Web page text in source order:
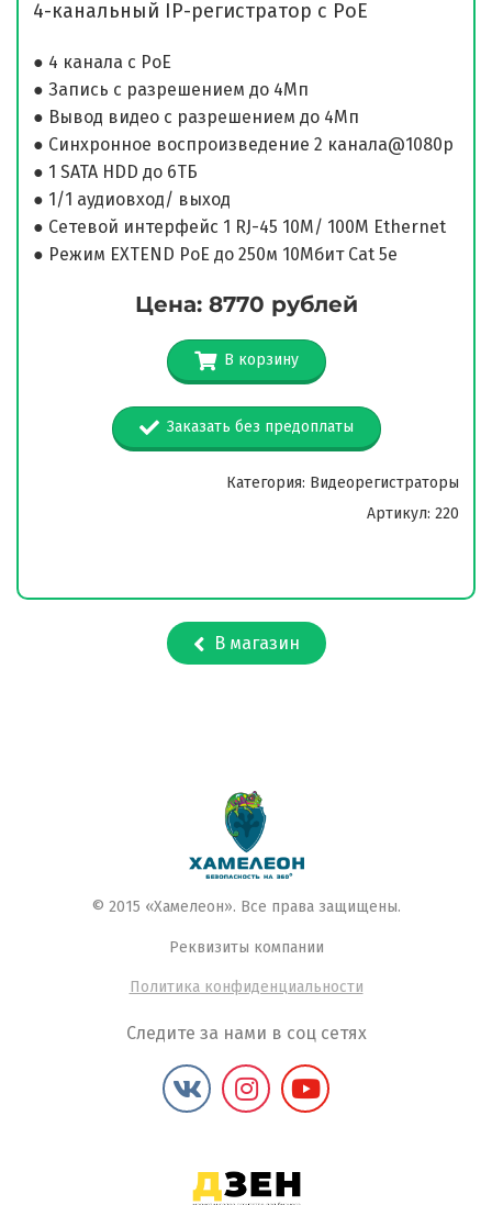
4-канальный IP-регистратор с PoE
● 4 канала c PoE
● Запись с разрешением до 4Мп
● Вывод видео с разрешением до 4Мп
● Синхронное воспроизведение 2 канала@1080p
● 1 SATA HDD до 6ТБ
● 1/1 аудиовход/ выход
● Сетевой интерфейс 1 RJ-45 10M/ 100M Ethernet
● Режим EXTEND PoE до 250м 10Мбит Cat 5e
Цена: 8770 рублей
В корзину
Заказать без предоплаты
Категория: Видеорегистраторы
Артикул: 220
В магазин
© 2015 «Хамелеон». Все права защищены.
Реквизиты компании
Политика конфиденциальности
Следите за нами в соц сетях